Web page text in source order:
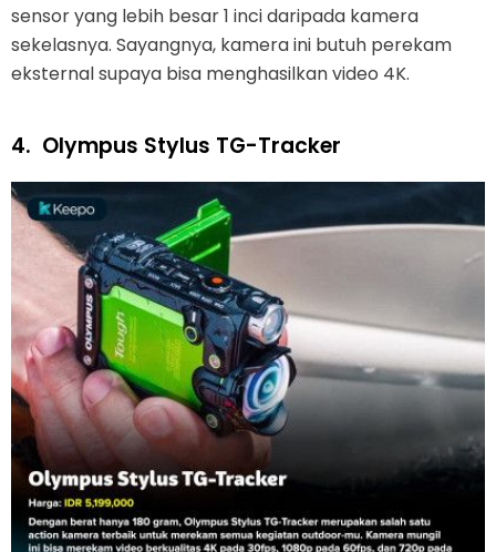
sensor yang lebih besar 1 inci daripada kamera
sekelasnya. Sayangnya, kamera ini butuh perekam
eksternal supaya bisa menghasilkan video 4K.
4. Olympus Stylus TG-Tracker